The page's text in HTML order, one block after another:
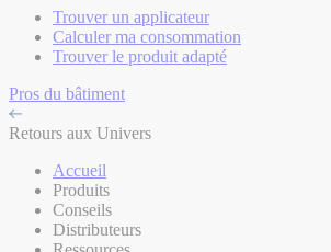
Trouver un applicateur
Calculer ma consommation
Trouver le produit adapté
Pros du bâtiment
Retours aux Univers
Accueil
Produits
Conseils
Distributeurs